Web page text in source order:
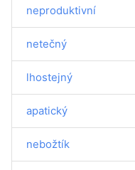
neproduktivní
netečný
lhostejný
apatický
nebožtík